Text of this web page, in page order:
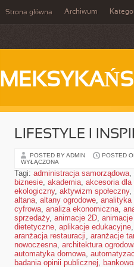
Strona główna Archiwum
LIFESTYLE I
POSTED BY ADMIN POSTED
WYŁĄCZONA
Tagi: administracja samorządowa,
biznesie, akademia, akcesoria
ekologiczny, aktywizm społeczny,
altana, altany ogrodowe, analityka
cyfrowa, analiza ekonomiczna,
sprzedaży, animacje 2D,
dietetyczne, aplikacje edukacyjne,
aranżacja restauracji, aranżacje
nowoczesna, architektura
automatyka domowa,
badania opinii publicznej,